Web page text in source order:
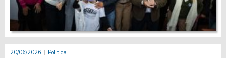
20/06/2026 Politica